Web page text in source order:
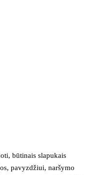
būtinais slapukais
pavyzdžiui, naršymo